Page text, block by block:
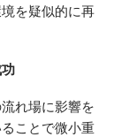
を疑似的に再
れ場に影響を
ことで微小重